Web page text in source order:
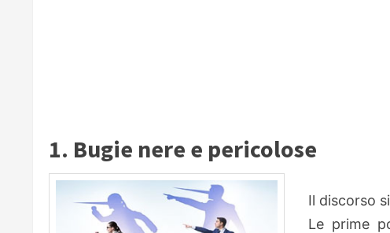
1. Bugie nere e pericolose
Il discorso
Le prime